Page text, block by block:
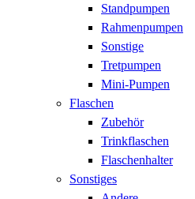
Standpumpen
Rahmenpumpen
Sonstige
Tretpumpen
Mini-Pumpen
Flaschen
Zubehör
Trinkflaschen
Flaschenhalter
Sonstiges